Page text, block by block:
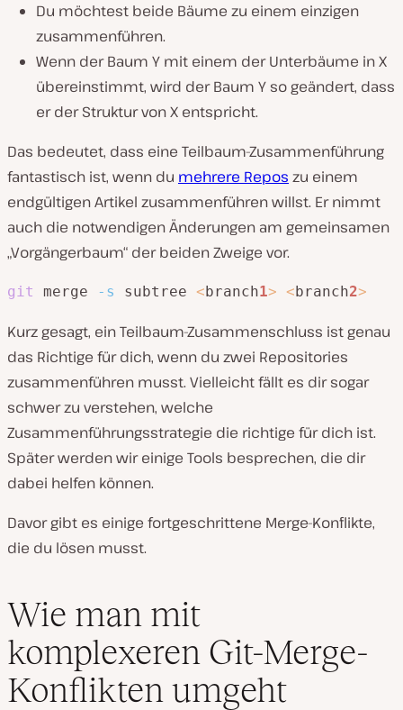
Du möchtest beide Bäume zu einem einzigen
zusammenführen.
Wenn der Baum Y mit einem der Unterbäume in X
übereinstimmt, wird der Baum Y so geändert, dass
er der Struktur von X entspricht.
Das bedeutet, dass eine Teilbaum-Zusammenführung
fantastisch ist, wenn du mehrere Repos zu einem
endgültigen Artikel zusammenführen willst. Er nimmt
auch die notwendigen Änderungen am gemeinsamen
„Vorgängerbaum“ der beiden Zweige vor.
git merge -s subtree <branch1> <branch2>
Kurz gesagt, ein Teilbaum-Zusammenschluss ist genau
das Richtige für dich, wenn du zwei Repositories
zusammenführen musst. Vielleicht fällt es dir sogar
schwer zu verstehen, welche
Zusammenführungsstrategie die richtige für dich ist.
Später werden wir einige Tools besprechen, die dir
dabei helfen können.
Davor gibt es einige fortgeschrittene Merge-Konflikte,
die du lösen musst.
Wie man mit
komplexeren Git-Merge-
Konflikten umgeht